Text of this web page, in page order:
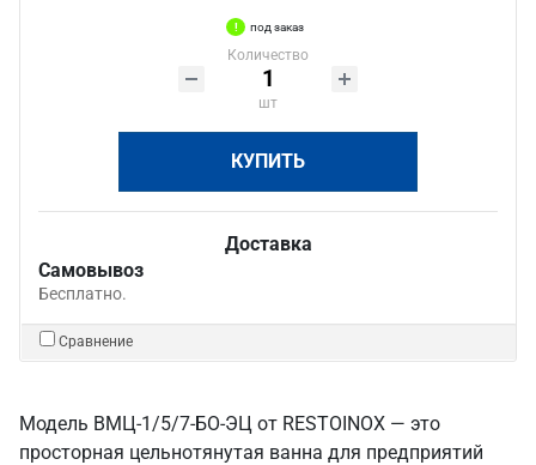
под заказ
Количество
шт
КУПИТЬ
Доставка
Самовывоз
Бесплатно.
Сравнение
Модель ВМЦ-1/5/7-БО-ЭЦ от RESTOINOX — это
просторная цельнотянутая ванна для предприятий